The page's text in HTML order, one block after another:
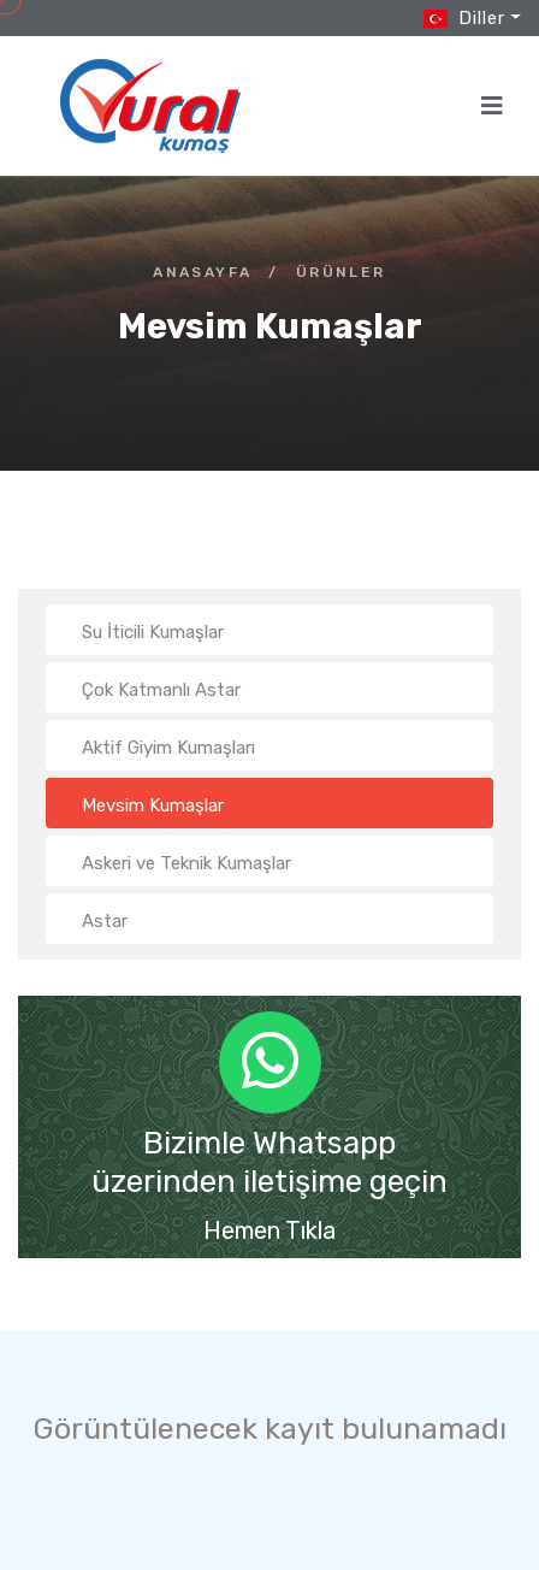
Diller
ANASAYFA / ÜRÜNLER
Mevsim Kumaşlar
Su İticili Kumaşlar
Çok Katmanlı Astar
Aktif Giyim Kumaşları
Mevsim Kumaşlar
Askeri ve Teknik Kumaşlar
Astar
Bizimle Whatsapp
üzerinden iletişime geçin
Hemen Tıkla
Görüntülenecek kayıt bulunamadı